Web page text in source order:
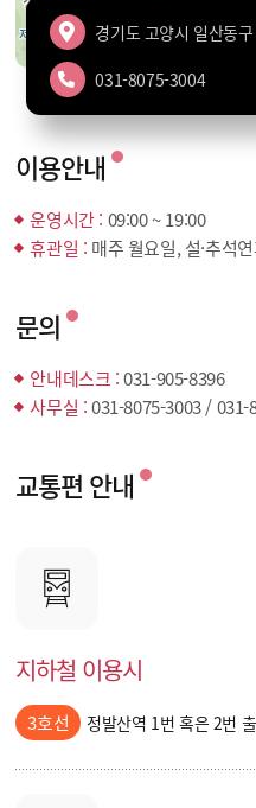
경기도 고양시 일산동
031-8075-3004
이용안내
운영시간 : 09:00 ~ 19:00
휴관일 : 매주 월요일, 설·추석
문의
안내데스크 :031-905-8396
사무실 :031-8075-3003 / 031-
교통편 안내
지하철 이용시
3호선 정발산역 1번 혹은 2번